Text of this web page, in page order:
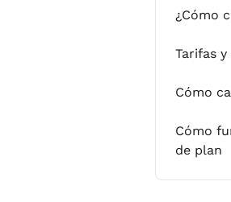
¿Cómo
Tarifas
Cómo
Cómo
de plan